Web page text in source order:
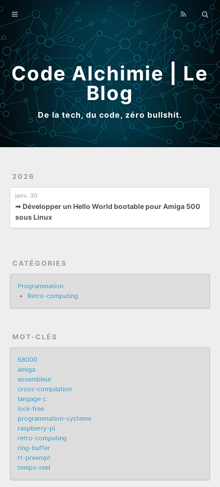
Code Alchimie | Le
Blog
De la tech, du code, zéro bullshit.
2026
janv. 30
➟ Développer un Hello World bootable pour Amiga 500
sous Linux
CATÉGORIES
Programmation
Retro-computing
MOT-CLÉS
68000
amiga
assembleur
cross-compilation
langage c
lock-free
programmation-systeme
raspberry-pi
retro-computing
ring-buffer
rt-preempt
temps-reel
Home
Archives
Qui suis-je ?